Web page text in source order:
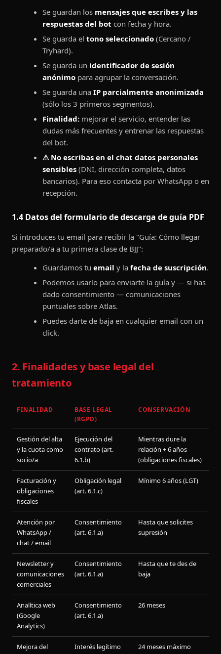
Se guardan los mensajes que escribes y las
respuestas del bot con fecha y hora.
Se guarda el tono seleccionado (Cercano /
Tryhard).
Se guarda un identificador de sesión
anónimo para agrupar la conversación.
Se guarda una IP parcialmente anonimizada
(sólo los 3 primeros segmentos).
Finalidad: mejorar el servicio, entender las
dudas más frecuentes y entrenar las respuestas
del bot.
⚠ No escribas en el chat datos personales
sensibles (DNI, dirección completa, datos
bancarios). Para eso contacta por WhatsApp o en
recepción.
1.4 Datos del formulario de descarga de guía PDF
Si introduces tu email para recibir la "Guía: Cómo llegar
preparado/a a tu primera clase de BJJ":
Guardamos tu email y la fecha de suscripción.
Podemos usarlo para enviarte la guía y — si has
dado consentimiento — comunicaciones
puntuales sobre Atlas.
Puedes darte de baja en cualquier email con un
click.
2. Finalidades y base legal del
tratamiento
FINALIDAD
BASE LEGAL
(RGPD)
CONSERVACIÓN
Gestión del alta
y la cuota como
socio/a
Ejecución del
contrato (art.
6.1.b)
Mientras dure la
relación + 6 años
(obligaciones fiscales)
Facturación y
obligaciones
fiscales
Obligación legal
(art. 6.1.c)
Mínimo 6 años (LGT)
Atención por
WhatsApp /
chat / email
Consentimiento
(art. 6.1.a)
Hasta que solicites
supresión
Newsletter y
comunicaciones
comerciales
Consentimiento
(art. 6.1.a)
Hasta que te des de
baja
Analítica web
(Google
Analytics)
Consentimiento
(art. 6.1.a)
26 meses
Mejora del
Interés legítimo
24 meses máximo